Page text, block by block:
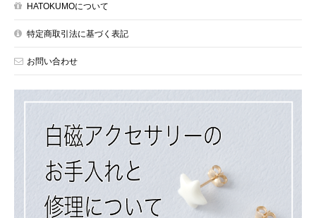
HATOKUMOについて
特定商取引法に基づく表記
お問い合わせ